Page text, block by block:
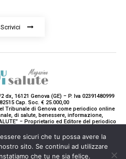
Scrivici
dx, 16121 Genova (GE) – P. Iva 02391480999
Cap. Soc. € 25.000,00
Tribunale di Genova come periodico online
di salute, benessere, informazione,
– Proprietario ed Editore del periodico
stampa R.V. 5663/2020 Reg. Stampa
Cron. 890/2020).
Teddy Luxury SRL
sicuri che tu possa avere la
sito. Se continui ad utilizzare
che tu ne sia felice.